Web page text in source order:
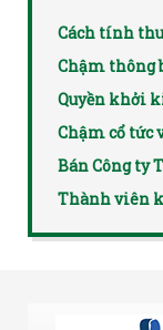
Cách tính
Chậm thông
Quyền khởi
Chậm cổ tức
Bán Công ty
Thành viên